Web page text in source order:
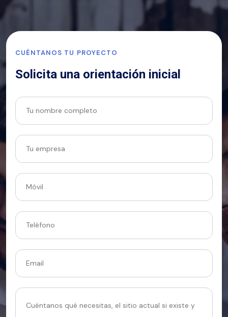
CUÉNTANOS TU PROYECTO
Solicita una orientación inicial